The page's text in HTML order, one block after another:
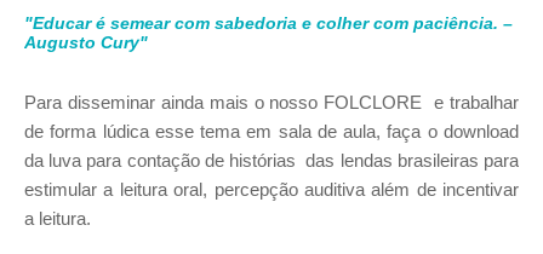
"Educar é semear com sabedoria e colher com paciência. –
Augusto Cury"
Para disseminar ainda mais o nosso FOLCLORE e trabalhar
de forma lúdica esse tema em sala de aula, faça o download
da luva para contação de histórias das lendas brasileiras para
estimular a leitura oral, percepção auditiva além de incentivar
a leitura.